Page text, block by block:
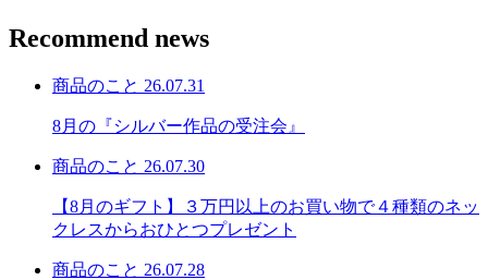
Recommend news
商品のこと 26.07.31
8月の『シルバー作品の受注会』
商品のこと 26.07.30
【8月のギフト】３万円以上のお買い物で４種類のネッ
クレスからおひとつプレゼント
商品のこと 26.07.28